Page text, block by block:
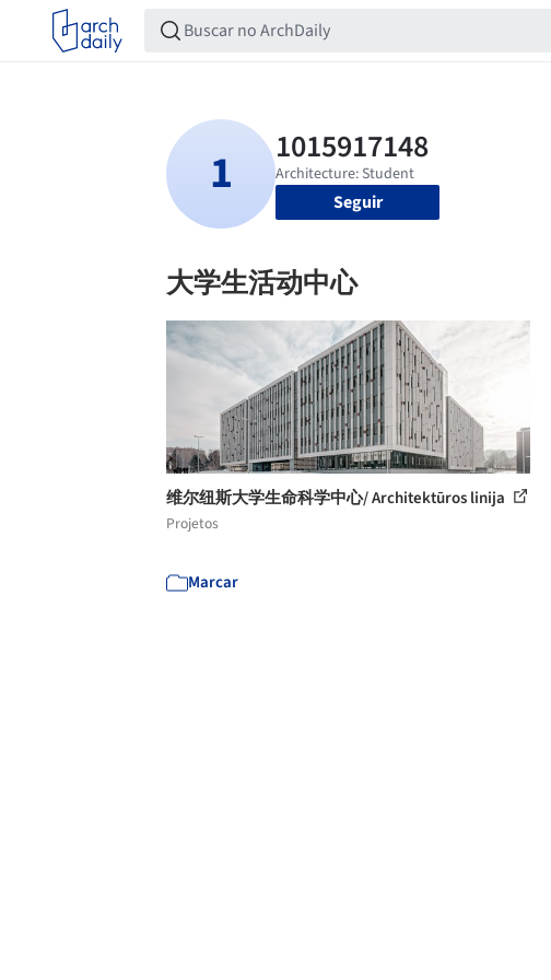
Seguir
大学生活动中心
维尔纽斯大学生命科学中心/ Architektūros linija
Projetos
Marcar